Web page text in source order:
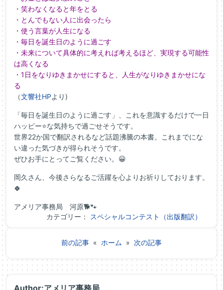
・笑わなくなると年をとる
・とんでもない人に出会ったら
・使う言葉が人生になる
・毎日を誕生日のように過ごす
・未来について具体的に考えれば考えるほど、実現する可能性
は高くなる
・1日をなりゆきまかせにすると、人生がなりゆきまかせにな
る
（文響社HPより)
「毎日を誕生日のように過ごす」、これを意識するだけで一日
ハッピー⭐な気持ちで過ごせそうです。
世界22か国で翻訳されるなど話題沸騰の本書。これまでにな
い違った気づきが得られそうです。
ぜひお手にとってご覧ください。😀
岡久さん、今後さらなるご活躍を心よりお祈りしております。
🍀
アメリア事務局 河原🐕🐾
カテゴリー：
スペシャルコンテスト（出版翻訳）
前の記事 « ホーム » 次の記事
Author:アメリア事務局